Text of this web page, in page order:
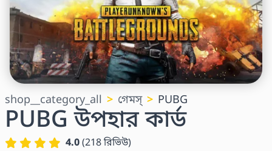
shop__category_all গেমস্ PUBG
PUBG উপহার কার্ড
4.0(218রিভিউ)